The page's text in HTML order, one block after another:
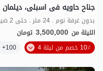
جناح حاویه فی اسبلی، دیلمان
بدون غرفة نوم . 24 متر . حتى 2 ضيف
الليلة من 3,500,000 تومان
10٪ خصم من ليلة 4
100+ حجز ناجح